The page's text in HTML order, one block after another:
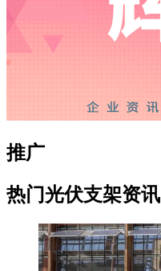
推广
热门光伏支架资讯